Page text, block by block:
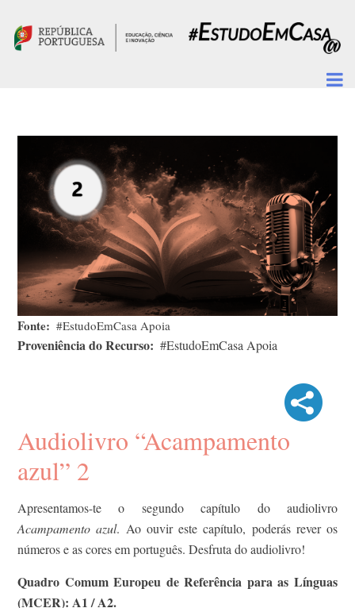
Fonte #EstudoEmCasa Apoia
Proveniência do Recurso #EstudoEmCasa Apoia
Audiolivro “Acampamento
azul” 2
Apresentamos-te o segundo capítulo do audiolivro
Acampamento azul. Ao ouvir este capítulo, poderás rever os
números e as cores em português. Desfruta do audiolivro!
Quadro Comum Europeu de Referência para as Línguas
(MCER): A1 / A2.